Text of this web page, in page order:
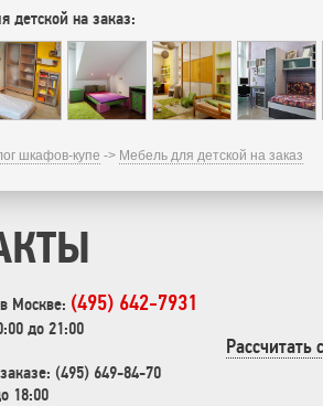
детской на заказ:
шкафов-купе -> Мебель для детской на заказ
Москве: (495) 642-7931
до 21:00
(495) 649-84-70
18:00